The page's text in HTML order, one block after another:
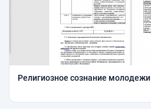
Религиозное сознание молодежи